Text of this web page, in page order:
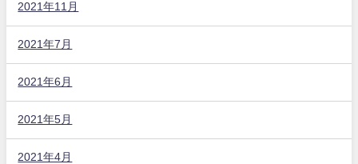
2021年11月
2021年7月
2021年6月
2021年5月
2021年4月